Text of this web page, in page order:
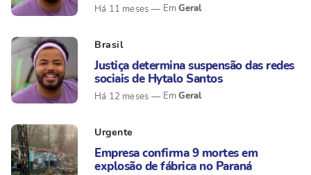
Há 11 meses Geral
Brasil
Justiça determina suspensão das redes
sociais de Hytalo Santos
Há 12 meses Geral
Urgente
Empresa confirma 9 mortes em
explosão de fábrica no Paraná